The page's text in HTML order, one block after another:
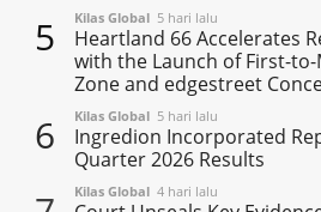
5 Kilas Global 5 hari lalu
Heartland 66 Accelerates
with the Launch of First-
Zone and edgestreet
6 Kilas Global 5 hari lalu
Ingredion Incorporated
Quarter 2026 Results
Kilas Global 4 hari lalu